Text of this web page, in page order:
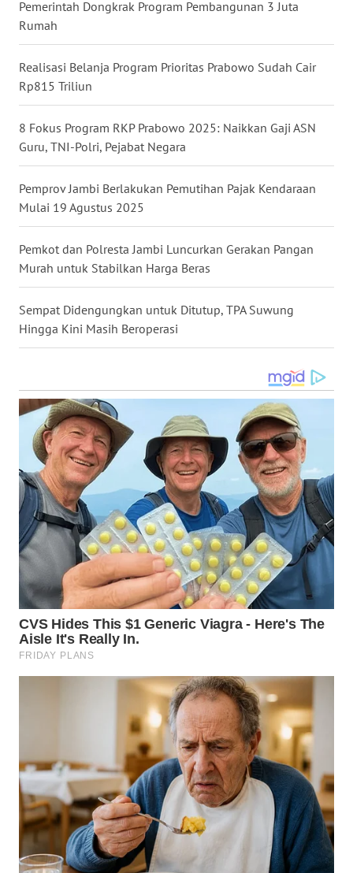
Pemerintah Dongkrak Program Pembangunan 3 Juta
Rumah
Realisasi Belanja Program Prioritas Prabowo Sudah Cair
Rp815 Triliun
8 Fokus Program RKP Prabowo 2025: Naikkan Gaji ASN
Guru, TNI-Polri, Pejabat Negara
Pemprov Jambi Berlakukan Pemutihan Pajak Kendaraan
Mulai 19 Agustus 2025
Pemkot dan Polresta Jambi Luncurkan Gerakan Pangan
Murah untuk Stabilkan Harga Beras
Sempat Didengungkan untuk Ditutup, TPA Suwung
Hingga Kini Masih Beroperasi
WN
KALTARA
WN
KALSEL
WN
KALTIM
WN
SULSEL
WN
WN
SULUT
MALUKU
WN
MALUT
WN
DAIRI
DANAU
TOBA
WN
NIAS
TAPANULI
SELATAN
WN
TANJUNG
LESUNG